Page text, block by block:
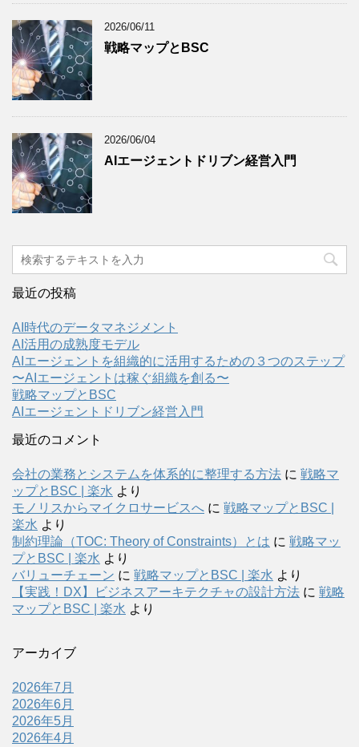
2026/06/11
戦略マップとBSC
2026/06/04
AIエージェントドリブン経営入門
最近の投稿
AI時代のデータマネジメント
AI活用の成熟度モデル
AIエージェントを組織的に活用するための３つのステップ
〜AIエージェントは稼ぐ組織を創る〜
戦略マップとBSC
AIエージェントドリブン経営入門
最近のコメント
会社の業務とシステムを体系的に整理する方法 に 戦略マ
ップとBSC | 楽水 より
モノリスからマイクロサービスへ に 戦略マップとBSC |
楽水 より
制約理論（TOC: Theory of Constraints）とは に 戦略マッ
プとBSC | 楽水 より
バリューチェーン に 戦略マップとBSC | 楽水 より
【実践！DX】ビジネスアーキテクチャの設計方法 に 戦略
マップとBSC | 楽水 より
アーカイブ
2026年7月
2026年6月
2026年5月
2026年4月